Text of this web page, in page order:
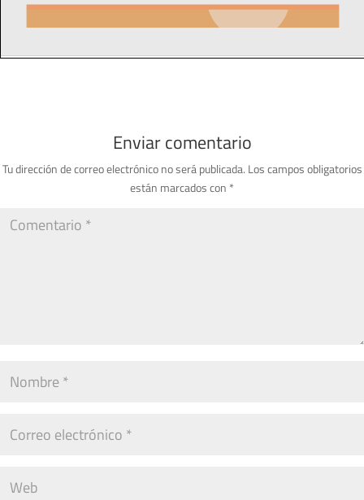
Enviar comentario
Tu dirección de correo electrónico no será publicada. Los campos obligatorios
están marcados con *